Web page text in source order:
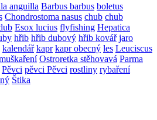
anguilla Barbus barbus boletus
Chondrostoma nasus chub chub
Esox lucius flyfishing Hepatica
hřib hřib dubový hřib kovář jaro
kalendář kapr kapr obecný les Leuciscus
Ostroretka stěhovavá Parma
Pěvci pěvci Pěvci rostliny rybaření
Štika